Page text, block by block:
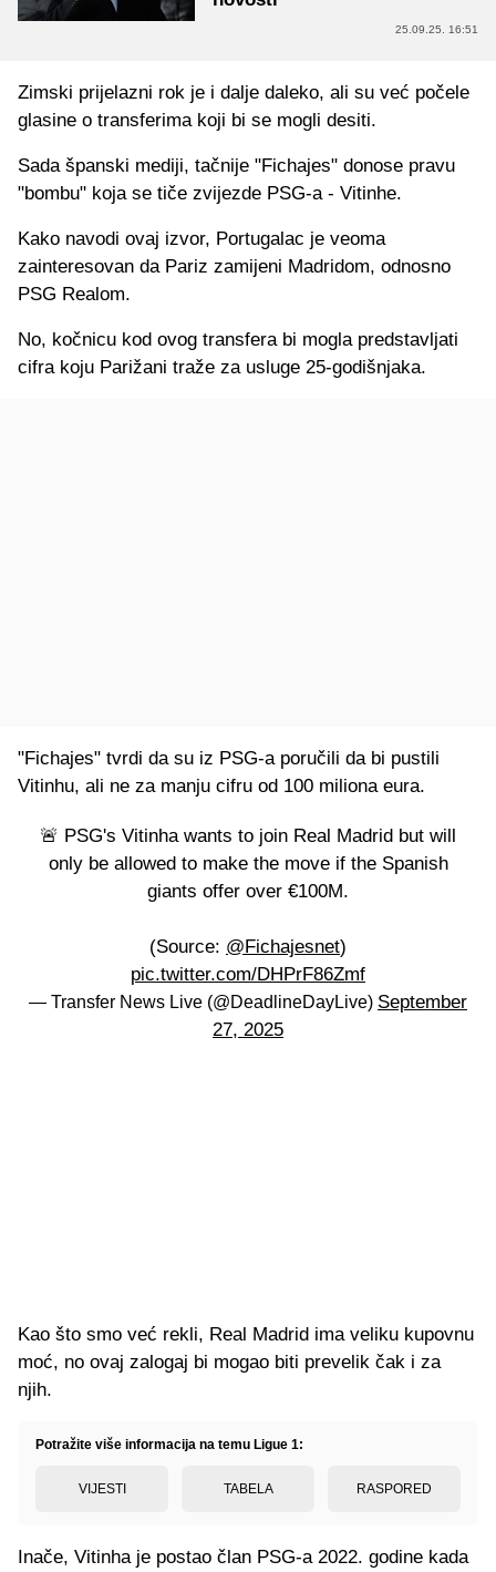
25.09.25. 16:51
Zimski prijelazni rok je i dalje daleko, ali su već počele
glasine o transferima koji bi se mogli desiti.
Sada španski mediji, tačnije "Fichajes" donose pravu
"bombu" koja se tiče zvijezde PSG-a - Vitinhe.
Kako navodi ovaj izvor, Portugalac je veoma
zainteresovan da Pariz zamijeni Madridom, odnosno
PSG Realom.
No, kočnicu kod ovog transfera bi mogla predstavljati
cifra koju Parižani traže za usluge 25-godišnjaka.
"Fichajes" tvrdi da su iz PSG-a poručili da bi pustili
Vitinhu, ali ne za manju cifru od 100 miliona eura.
🚨 PSG's Vitinha wants to join Real Madrid but will
only be allowed to make the move if the Spanish
giants offer over €100M.
(Source: @Fichajesnet)
pic.twitter.com/DHPrF86Zmf
— Transfer News Live (@DeadlineDayLive) September
27, 2025
Kao što smo već rekli, Real Madrid ima veliku kupovnu
moć, no ovaj zalogaj bi mogao biti prevelik čak i za
njih.
Potražite više informacija na temu Ligue 1:
VIJESTI TABELA RASPORED
Inače, Vitinha je postao član PSG-a 2022. godine kada